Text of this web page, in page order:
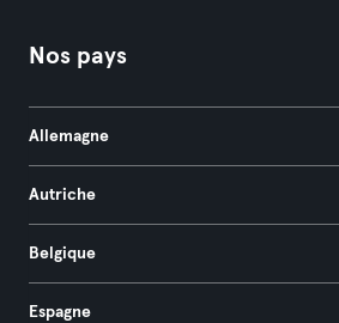
Nos pays
Allemagne
Autriche
Belgique
Espagne